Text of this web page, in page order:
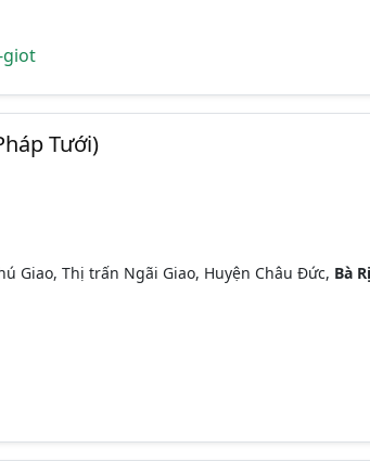
Tưới)
Giao, Thị trấn Ngãi Giao, Huyện Châu Đức, Bà